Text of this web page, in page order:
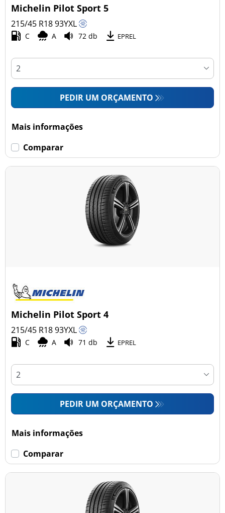
Michelin Pilot Sport 5
215/45 R1893YXL
C A 72 db EPREL
PEDIR UM ORÇAMENTO
Mais informações
Comparar
Michelin Pilot Sport 4
215/45 R1893YXL
C A 71 db EPREL
PEDIR UM ORÇAMENTO
Mais informações
Comparar